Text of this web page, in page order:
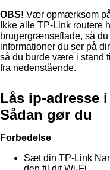
OBS! Vær opmærksom
Ikke alle TP-Link routere
brugergrænseflade, så
informationer du ser på
så du burde være i stand
fra nedenstående.
Lås ip-adresse
Sådan gør du
Forbedelse
Sæt din TP-Link